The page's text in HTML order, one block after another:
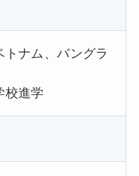
ナム、バングラ
校進学